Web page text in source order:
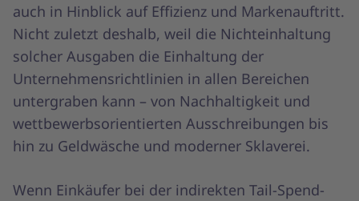
auch in Hinblick auf Effizienz und Markenauftritt.
Nicht zuletzt deshalb, weil die Nichteinhaltung
solcher Ausgaben die Einhaltung der
Unternehmensrichtlinien in allen Bereichen
untergraben kann – von Nachhaltigkeit und
wettbewerbsorientierten Ausschreibungen bis
hin zu Geldwäsche und moderner Sklaverei.
Wenn Einkäufer bei der indirekten Tail-Spend-